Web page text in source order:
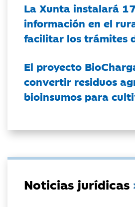
La Xunta instalará
información en el
facilitar los trámites
El proyecto
convertir residuos
bioinsumos para
Noticias jurídicas